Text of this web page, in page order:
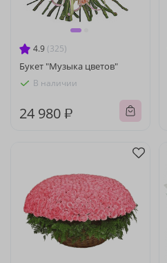
4.9 (325)
Букет "Музыка цветов"
В наличии
24 980 ₽